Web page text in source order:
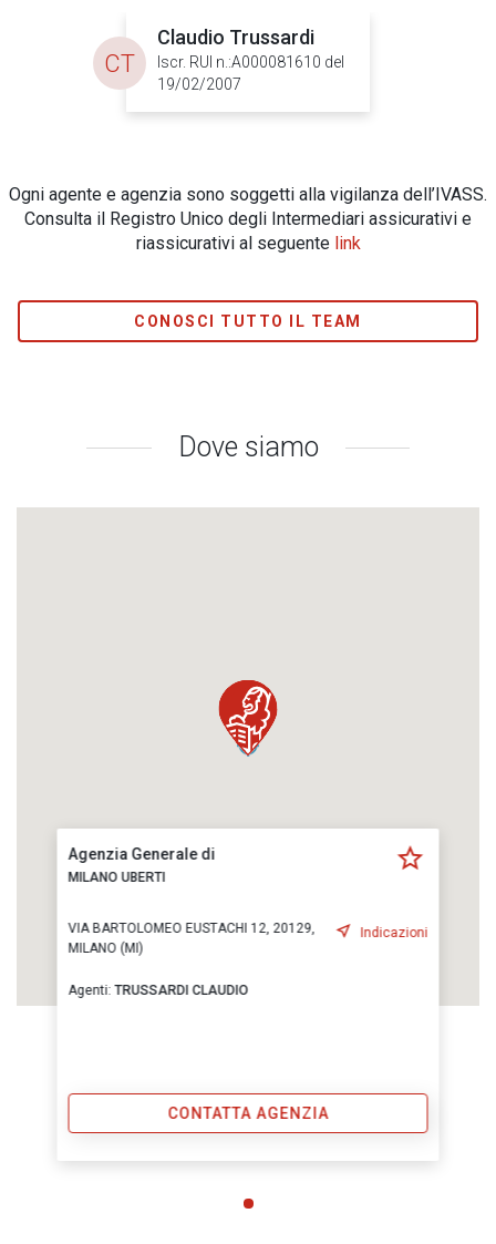
Claudio Trussardi
Iscr. RUI n.:A000081610 del
19/02/2007
CT
Ogni agente e agenzia sono soggetti alla vigilanza dell’IVASS.
Consulta il Registro Unico degli Intermediari assicurativi e
riassicurativi al seguente link
CONOSCI TUTTO IL TEAM
Dove siamo
Agenzia Generale di
MILANO UBERTI
VIA BARTOLOMEO EUSTACHI 12, 20129,
MILANO (MI)
Indicazioni
Agenti:TRUSSARDI CLAUDIO
CONTATTA AGENZIA